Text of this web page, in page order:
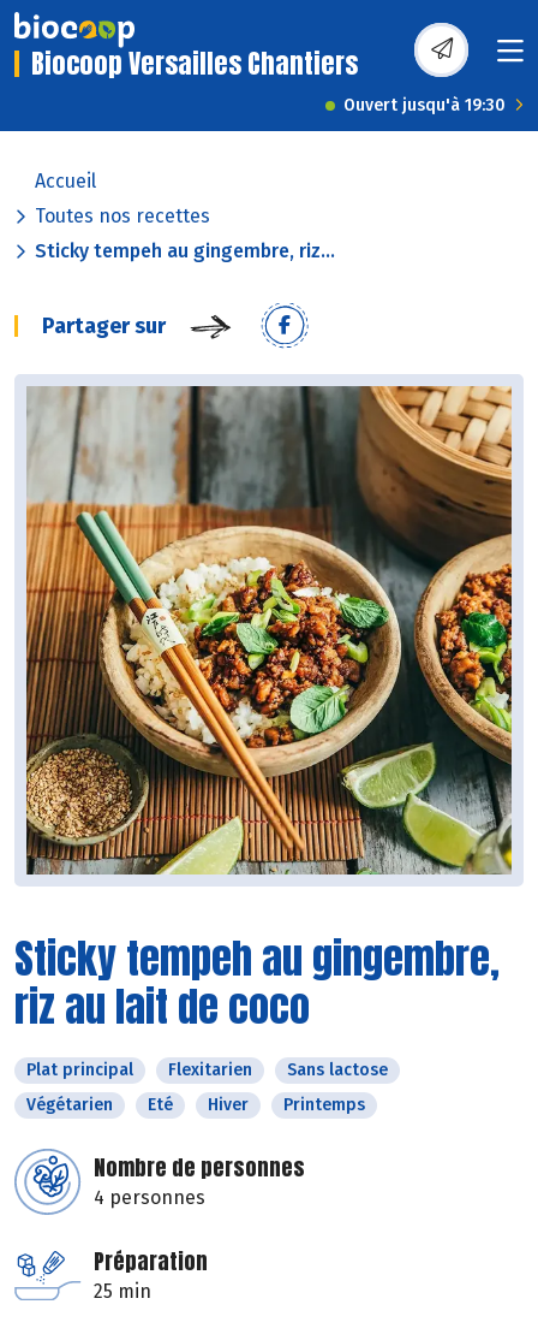
Biocoop Versailles Chantiers
Ouvert jusqu'à 19:30
Accueil
Toutes nos recettes
Sticky tempeh au gingembre, riz...
Partager sur
Sticky tempeh au gingembre,
riz au lait de coco
Plat principal Flexitarien
Sans lactose
Végétarien
Eté Hiver Printemps
Nombre de personnes
4 personnes
Préparation
25 min